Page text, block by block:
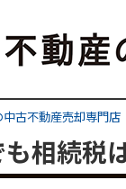
古不動産売却専門店
相続税